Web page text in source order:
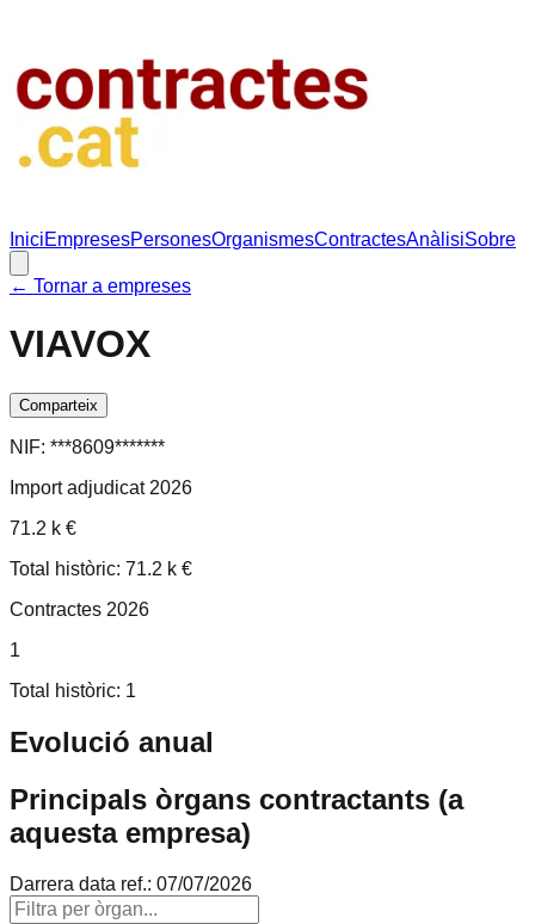
IniciEmpresesPersonesOrganismesContractesAnàlisiSobre
← Tornar a empreses
VIAVOX
Comparteix
NIF: ***8609*******
Import adjudicat 2026
71.2 k €
Total històric: 71.2 k €
Contractes 2026
1
Total històric: 1
Evolució anual
Principals òrgans contractants (a
aquesta empresa)
Darrera data ref.: 07/07/2026